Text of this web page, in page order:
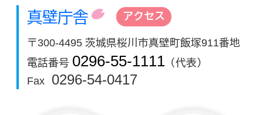
真壁庁舎 アクセス
〒300-4495 茨城県桜川市真壁町飯塚911番地
電話番号 0296-55-1111 （代表）
Fax
0296-54-0417